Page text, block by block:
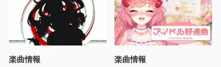
楽曲情報 楽曲情報